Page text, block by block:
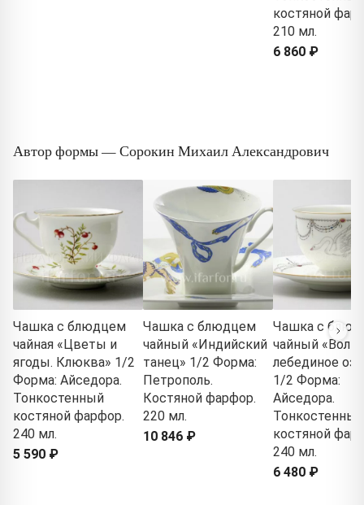
костяной
210 мл.
6 860 ₽
Автор формы — Сорокин Михаил Александрович
Чашка с блюдцем
чайная «Цветы и
ягоды. Клюква» 1/2
Форма: Айседора.
Тонкостенный
костяной фарфор.
240 мл.
5 590 ₽
Чашка с блюдцем
чайный «Индийский
танец» 1/2 Форма:
Петрополь.
Костяной фарфор.
220 мл.
10 846 ₽
Чашка с
чайный
лебединое
1/2 Форма:
Айседора.
Тонкостенный
костяной
240 мл.
6 480 ₽